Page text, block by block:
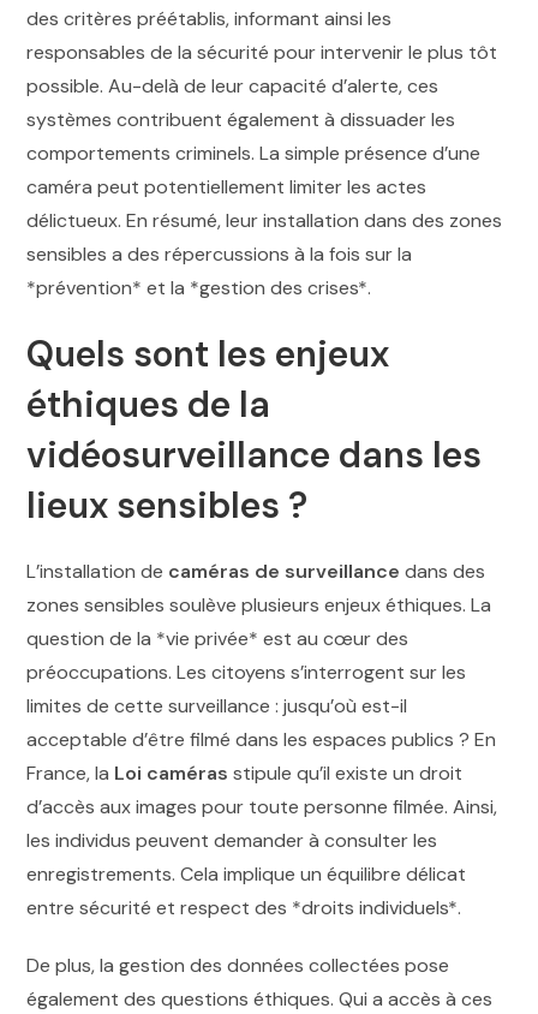
des critères préétablis, informant ainsi les
responsables de la sécurité pour intervenir le plus tôt
possible. Au-delà de leur capacité d’alerte, ces
systèmes contribuent également à dissuader les
comportements criminels. La simple présence d’une
caméra peut potentiellement limiter les actes
délictueux. En résumé, leur installation dans des zones
sensibles a des répercussions à la fois sur la
*prévention* et la *gestion des crises*.
Quels sont les enjeux
éthiques de la
vidéosurveillance dans les
lieux sensibles ?
L’installation de caméras de surveillance dans des
zones sensibles soulève plusieurs enjeux éthiques. La
question de la *vie privée* est au cœur des
préoccupations. Les citoyens s’interrogent sur les
limites de cette surveillance : jusqu’où est-il
acceptable d’être filmé dans les espaces publics ? En
France, la Loi caméras stipule qu’il existe un droit
d’accès aux images pour toute personne filmée. Ainsi,
les individus peuvent demander à consulter les
enregistrements. Cela implique un équilibre délicat
entre sécurité et respect des *droits individuels*.
De plus, la gestion des données collectées pose
également des questions éthiques. Qui a accès à ces